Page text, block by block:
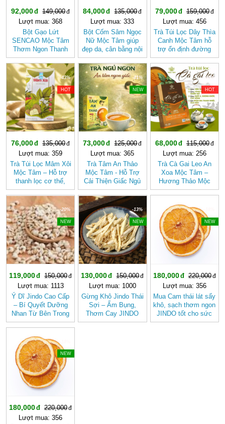
92,000
149,000
Lượt mua: 368
Bột Gạo Lứt
SENCAO Mộc Tâm
Thơm Ngon Thanh
Nhẹ, Phù Hợp Ăn
Kiêng
84,000
135,000
Lượt mua: 333
Bột Cốm Sâm Ngọc
Nữ Mộc Tâm giúp
đẹp da, cân bằng nội
tiết tố nữ
79,000
159,000
Lượt mua: 456
Trà Túi Lọc Dây Thìa
Canh Mộc Tâm hỗ
trợ ổn định đường
huyết
-43%
HOT
76,000
135,000
Lượt mua: 359
Trà Túi Lọc Mâm Xôi
Mộc Tâm – Hỗ trợ
thanh lọc cơ thể,
mang lại cảm giác
nhẹ nhàng
-41%
NEW
73,000
125,000
Lượt mua: 365
Trà Tâm An Thảo
Mộc Tâm - Hỗ Trợ
Cải Thiện Giấc Ngủ
(Hộp 30 túi lọc)
-40%
HOT
68,000
115,000
Lượt mua: 256
Trà Cà Gai Leo An
Xoa Mộc Tâm –
Hương Thảo Mộc
Cho Ngày Thư Thái
-20%
NEW
119,000
150,000
Lượt mua: 1113
Ý Dĩ Jindo Cao Cấp
– Bí Quyết Dưỡng
Nhan Từ Bên Trong
-13%
NEW
130,000
150,000
Lượt mua: 1000
Gừng Khô Jindo Thái
Sợi – Ấm Bụng,
Thơm Cay JINDO
NEW
180,000
220,000
Lượt mua: 356
Mua Cam thái lát sấy
khô, sạch thơm ngon
JINDO tốt cho sức
khỏe
NEW
180,000
220,000
Lượt mua: 356